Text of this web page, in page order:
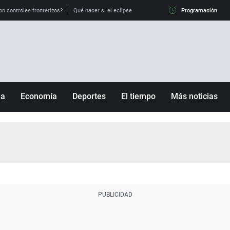
controles fronterizos? Qué hacer si el eclipse me pilla conduciendo Qué tiempo
Programación
Economía Deportes El tiempo Más noticias